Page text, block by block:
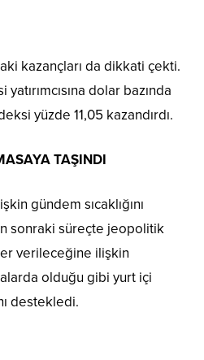
kazançları da dikkati çekti.
dolar bazında
yüzde 11,05 kazandırdı.
TAŞINDI
gündem sıcaklığını
sonraki süreçte jeopolitik
verileceğine ilişkin
olduğu gibi yurt içi
destekledi.